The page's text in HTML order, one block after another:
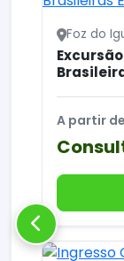
Foz do
A partir de